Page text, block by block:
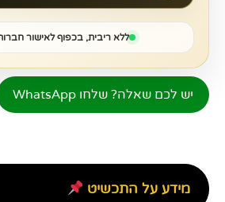
ללא ריבית, בכפוף לאישור
יש לכם שאלה? שלחו WhatsApp
מידע על התכשיט